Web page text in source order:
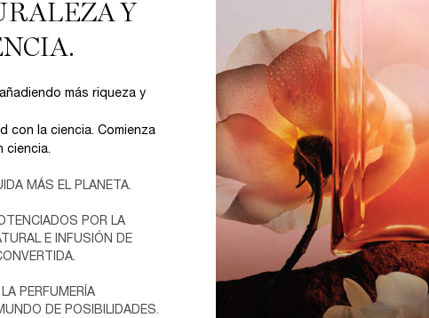
Y
más riqueza y
con la ciencia. Comienza
ciencia.
MÁS EL PLANETA.
POR LA
E INFUSIÓN DE
PERFUMERÍA
DE POSIBILIDADES.